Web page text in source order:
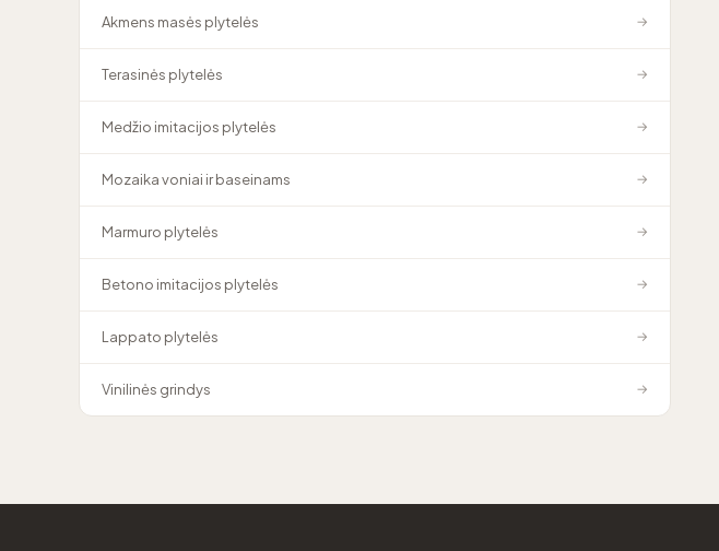
Akmens masės plytelės →
Terasinės plytelės →
Medžio imitacijos plytelės →
Mozaika voniai ir baseinams →
Marmuro plytelės →
Betono imitacijos plytelės →
Lappato plytelės →
Vinilinės grindys →